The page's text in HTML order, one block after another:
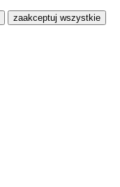
zaakceptuj wszystkie